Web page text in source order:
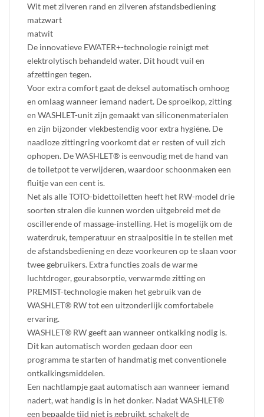
Wit met zilveren rand en zilveren afstandsbediening
matzwart
matwit
De innovatieve EWATER+-technologie reinigt met
elektrolytisch behandeld water. Dit houdt vuil en
afzettingen tegen.
Voor extra comfort gaat de deksel automatisch omhoog
en omlaag wanneer iemand nadert. De sproeikop, zitting
en WASHLET-unit zijn gemaakt van siliconenmaterialen
en zijn bijzonder vlekbestendig voor extra hygiëne. De
naadloze zittingring voorkomt dat er resten of vuil zich
ophopen. De WASHLET® is eenvoudig met de hand van
de toiletpot te verwijderen, waardoor schoonmaken een
fluitje van een cent is.
Net als alle TOTO-bidettoiletten heeft het RW-model drie
soorten stralen die kunnen worden uitgebreid met de
oscillerende of massage-instelling. Het is mogelijk om de
waterdruk, temperatuur en straalpositie in te stellen met
de afstandsbediening en deze voorkeuren op te slaan voor
twee gebruikers. Extra functies zoals de warme
luchtdroger, geurabsorptie, verwarmde zitting en
PREMIST-technologie maken het gebruik van de
WASHLET® RW tot een uitzonderlijk comfortabele
ervaring.
WASHLET® RW geeft aan wanneer ontkalking nodig is.
Dit kan automatisch worden gedaan door een
programma te starten of handmatig met conventionele
ontkalkingsmiddelen.
Een nachtlampje gaat automatisch aan wanneer iemand
nadert, wat handig is in het donker. Nadat WASHLET®
een bepaalde tijd niet is gebruikt, schakelt de